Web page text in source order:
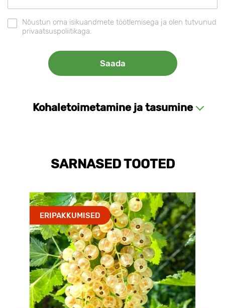
Nõustun oma isikuandmete töötlemisega ja olen tutvunud
privaatsuspoliitikaga.
Kohaletoimetamine ja tasumine
SARNASED TOOTED
ERIPAKKUMISED